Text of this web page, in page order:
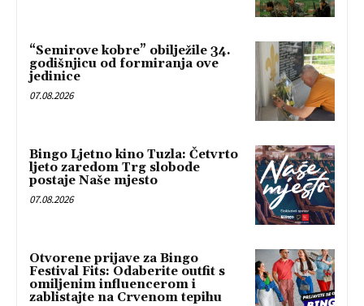
“Semirove kobre” obilježile 34.
godišnjicu od formiranja ove
jedinice
07.08.2026
Bingo Ljetno kino Tuzla: Četvrto
ljeto zaredom Trg slobode
postaje Naše mjesto
07.08.2026
Otvorene prijave za Bingo
Festival Fits: Odaberite outfit s
omiljenim influencerom i
zablistajte na Crvenom tepihu